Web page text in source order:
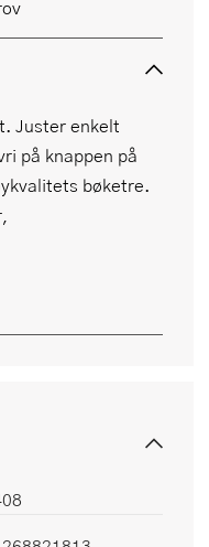
Juster enkelt
på knappen på
bøketre.